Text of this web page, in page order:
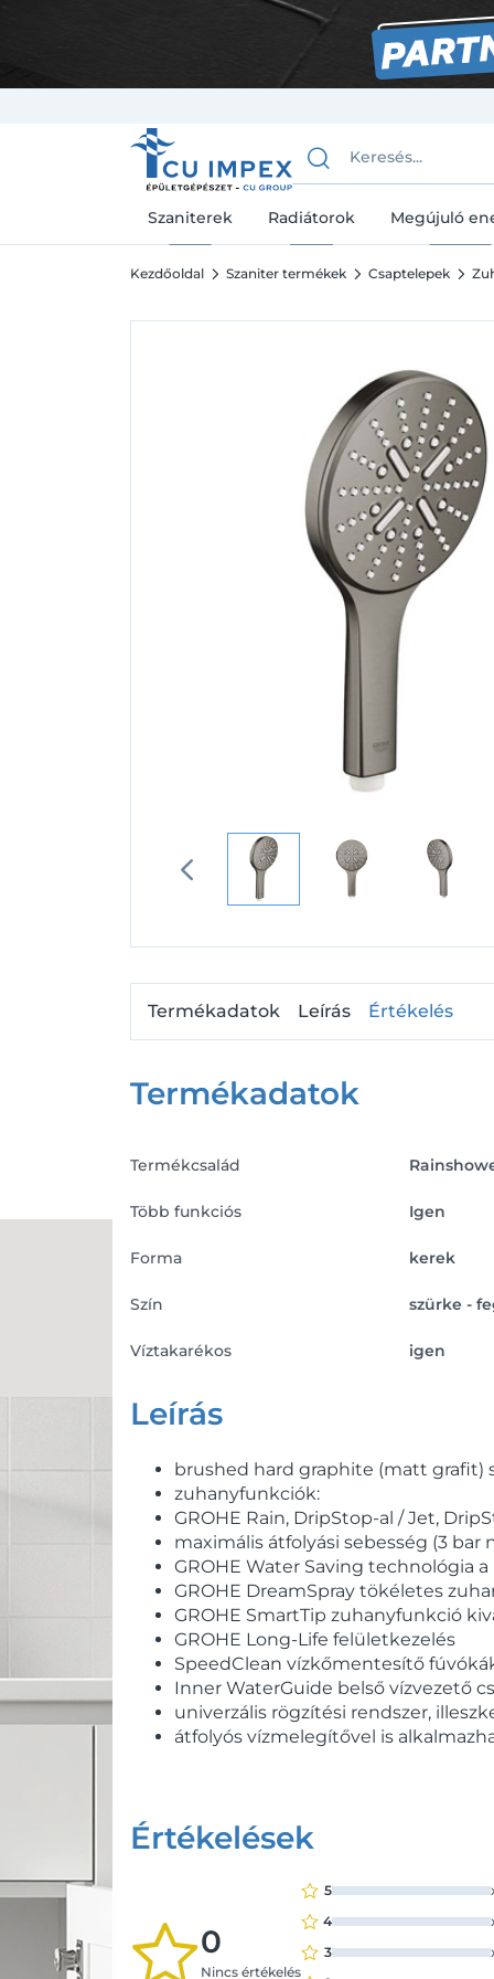
Szaniterek Radiátorok Megújuló
Kezdőoldal Szaniter termékek Csaptelepek
Termékadatok Leírás Értékelés
Termékadatok
Termékcsalád
Több funkciós Igen
Forma kerek
Szín szürke -
Víztakarékos igen
Leírás
brushed hard graphite (matt grafit)
zuhanyfunkciók:
GROHE Rain, DripStop-al / Jet,
maximális átfolyási sebesség (3 bar
GROHE Water Saving technológia
GROHE DreamSpray tökéletes
GROHE SmartTip zuhanyfunkció
GROHE Long-Life felületkezelés
SpeedClean vízkőmentesítő
Inner WaterGuide belső vízvezető
univerzális rögzítési rendszer,
átfolyós vízmelegítővel is
Értékelések
0
Nincs értékelés
5
4
3